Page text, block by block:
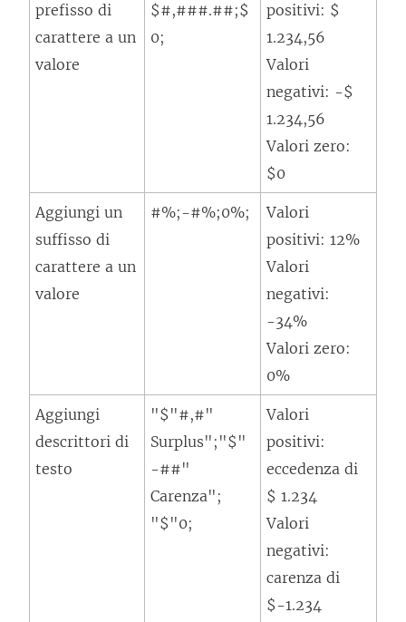
prefisso di
carattere a un
valore
$#,###.##;$
0;
positivi: $
1.234,56
Valori
negativi: -$
1.234,56
Valori zero:
$0
Aggiungi un
suffisso di
carattere a un
valore
#%;-#%;0%;
Valori
positivi: 12%
Valori
negativi:
-34%
Valori zero:
0%
Aggiungi
descrittori di
testo
"$"#,#"
Surplus";"$"
-##"
Carenza";
"$"0;
Valori
positivi:
eccedenza di
$ 1.234
Valori
negativi:
carenza di
$-1.234